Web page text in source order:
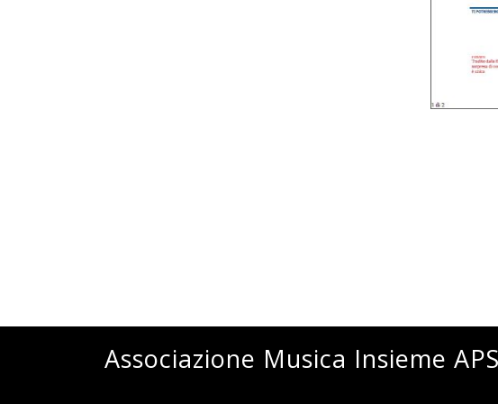
Associazione Musica Insieme APS